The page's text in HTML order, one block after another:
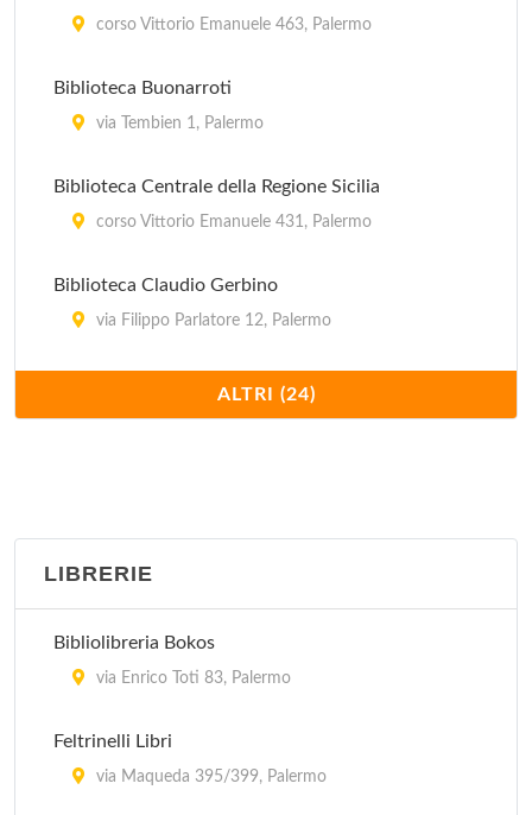
corso Vittorio Emanuele 463, Palermo
Biblioteca Buonarroti
via Tembien 1, Palermo
Biblioteca Centrale della Regione Sicilia
corso Vittorio Emanuele 431, Palermo
Biblioteca Claudio Gerbino
via Filippo Parlatore 12, Palermo
Biblioteca Comunale
piazza Casa Professa 1, Palermo
Biblioteca Comunale Santa Maria La Nuova
Biblioteca Decentrata Borgo Nuovo
Biblioteca decentrata Brancaccio
ALTRI (24)
LIBRERIE
Bibliolibreria Bokos
via Enrico Toti 83, Palermo
Feltrinelli Libri
via Maqueda 395/399, Palermo